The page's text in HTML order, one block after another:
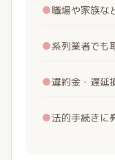
●職場や家族な
●系列業者でも
●違約金・遅延
●法的手続きに